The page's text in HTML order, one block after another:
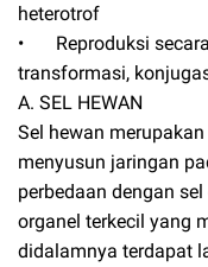
heterotrof
•
Reproduksi
transformasi,
A. SEL HEWAN
Sel hewan
menyusun jaringan
perbedaan dengan
organel terkecil yang
didalamnya terdapat